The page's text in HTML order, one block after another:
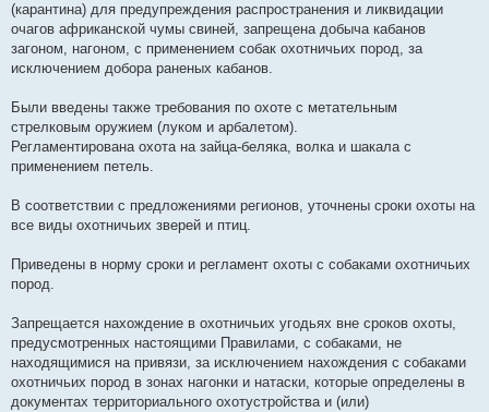
(карантина) для предупреждения распространения и ликвидации
очагов африканской чумы свиней, запрещена добыча кабанов
загоном, нагоном, с применением собак охотничьих пород, за
исключением добора раненых кабанов.
Были введены также требования по охоте с метательным
стрелковым оружием (луком и арбалетом).
Регламентирована охота на зайца-беляка, волка и шакала с
применением петель.
В соответствии с предложениями регионов, уточнены сроки охоты на
все виды охотничьих зверей и птиц.
Приведены в норму сроки и регламент охоты с собаками охотничьих
пород.
Запрещается нахождение в охотничьих угодьях вне сроков охоты,
предусмотренных настоящими Правилами, с собаками, не
находящимися на привязи, за исключением нахождения с собаками
охотничьих пород в зонах нагонки и натаски, которые определены в
документах территориального охотустройства и (или)